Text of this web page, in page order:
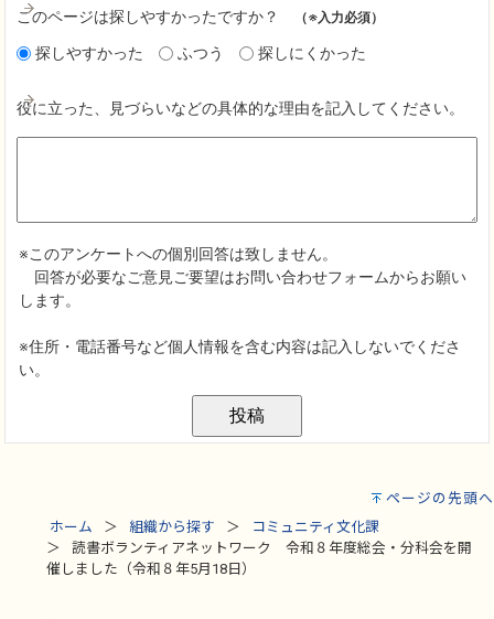
ページの先頭へ
ホーム
組織から探す
コミュニティ文化課
読書ボランティアネットワーク 令和８年度総会・分科会を開
催しました（令和８年5月18日）